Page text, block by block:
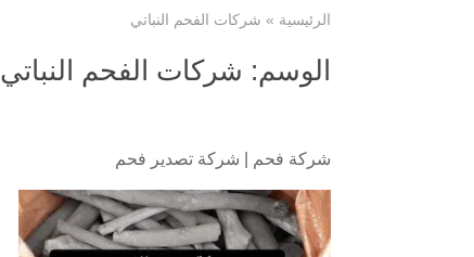
الرئيسية » شركات الفحم النباتي
الوسم: شركات الفحم النباتي
شركة فحم شركة تصدير فحم